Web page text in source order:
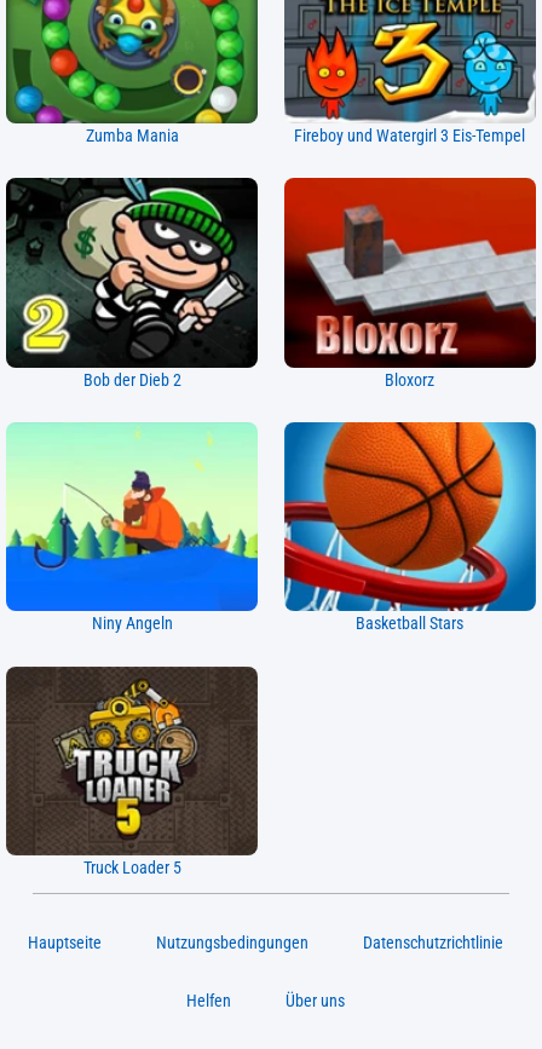
Zumba Mania Fireboy und Watergirl 3 Eis-Tempel
Bob der Dieb 2 Bloxorz
Niny Angeln Basketball Stars
Truck Loader 5
Hauptseite Nutzungsbedingungen Datenschutzrichtlinie
Helfen Über uns